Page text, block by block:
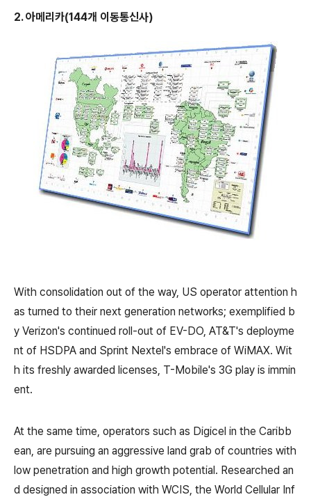
2. 아메리카(144개 이동통신사)
With consolidation out of the way, US operator attention h
as turned to their next generation networks; exemplified b
y Verizon's continued roll-out of EV-DO, AT&T's deployme
nt of HSDPA and Sprint Nextel's embrace of WiMAX. Wit
h its freshly awarded licenses, T-Mobile's 3G play is immin
ent.
At the same time, operators such as Digicel in the Caribb
ean, are pursuing an aggressive land grab of countries with
low penetration and high growth potential. Researched an
d designed in association with WCIS, the World Cellular Inf